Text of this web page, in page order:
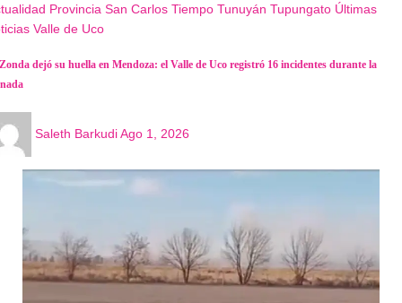
Provincia San Carlos Tiempo Tunuyán Tupungato Últimas
Valle de Uco
dejó su huella en Mendoza: el Valle de Uco registró 16 incidentes durante la
Saleth BarkudiAgo 1, 2026